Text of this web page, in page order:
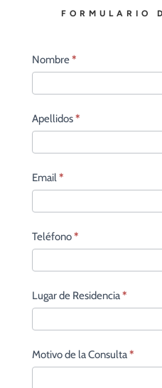
FORMULARIO
Contacto
principal
Nombre*
Apellidos*
Email*
Teléfono*
Lugar de Residencia*
Motivo de la Consulta*